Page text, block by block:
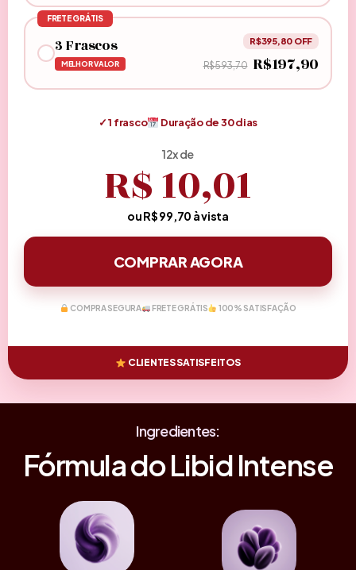
FRETE GRÁTIS
3 Frascos
MELHOR VALOR
R$395,80 OFF
R$593,70 R$197,90
✓1 frasco Duração de30dias
12x de
R$10,01
ou R$99,70 à vista
COMPRAR AGORA
COMPRA SEGURA FRETE GRÁTIS 100% SATISFAÇÃO
CLIENTES SATISFEITOS
Ingredientes:
Fórmula do Libid Intense